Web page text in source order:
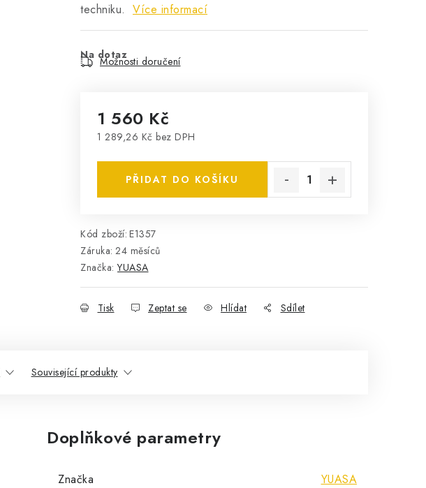
techniku. Více informací
Na dotaz
Možnosti doručení
1 560 Kč
1 289,26 Kč bez DPH
PŘIDAT DO KOŠÍKU
Kód zboží: E1357
Záruka: 24 měsíců
Značka:YUASA
Tisk Zeptat se Hlídat Sdílet
Související produkty
Doplňkové parametry
Značka YUASA